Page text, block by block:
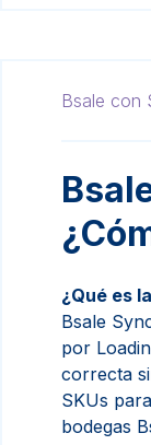
Bsale con
¿Qué es
Bsale
por
correcta
SKUs
bodegas